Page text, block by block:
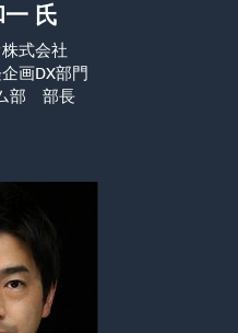
氏
式会社
画DX部門
部 部長